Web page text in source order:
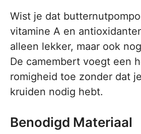
Wist je dat
vitamine A en
alleen lekker, maar ook
De camembert voegt een
romigheid toe zonder dat
kruiden nodig hebt.
Benodigd Materiaal